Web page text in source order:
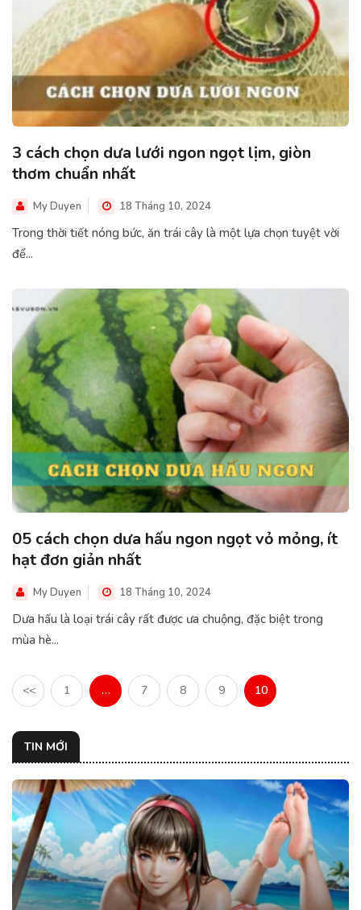
3 cách chọn dưa lưới ngon ngọt lịm, giòn
thơm chuẩn nhất
My Duyen 18 Tháng 10, 2024
Trong thời tiết nóng bức, ăn trái cây là một lựa chọn tuyệt vời
để...
05 cách chọn dưa hấu ngon ngọt vỏ mỏng, ít
hạt đơn giản nhất
My Duyen 18 Tháng 10, 2024
Dưa hấu là loại trái cây rất được ưa chuộng, đặc biệt trong
mùa hè...
<< 1 … 7 8 9 10
TIN MỚI